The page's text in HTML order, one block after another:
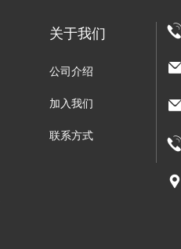
关于我们
公司介绍
加入我们
联系方式